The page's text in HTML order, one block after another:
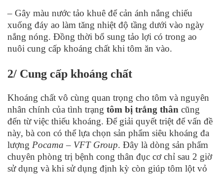
– Gây màu nước tảo khuê để cản ánh nắng chiếu
xuống đáy ao làm tăng nhiệt độ tầng dưới vào ngày
nắng nóng. Đồng thời bổ sung tảo lợi có trong ao
nuôi cung cấp khoáng chất khi tôm ăn vào.
2/ Cung cấp khoáng chất
Khoáng chất vô cùng quan trọng cho tôm và nguyên
nhân chính của tình trạng tôm bị trắng thân cũng
đến từ việc thiếu khoáng. Để giải quyết triệt để vấn đề
này, bà con có thể lựa chọn sản phẩm siêu khoáng đa
lượng Pocama – VFT Group. Đây là dòng sản phẩm
chuyên phòng trị bệnh cong thân đục cơ chỉ sau 2 giờ
sử dụng và khi sử dụng định kỳ còn giúp tôm lột vỏ